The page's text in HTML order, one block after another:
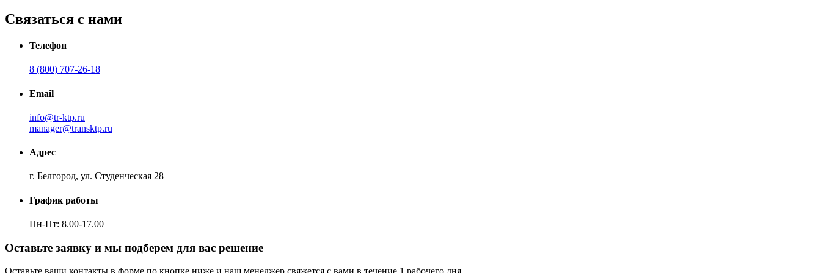
Связаться с нами
Телефон
8 (800) 707-26-18
Email
info@tr-ktp.ru
manager@transktp.ru
Адрес
г. Белгород, ул. Студенческая 28
График работы
Пн-Пт: 8.00-17.00
Оставьте заявку и мы подберем для вас решение